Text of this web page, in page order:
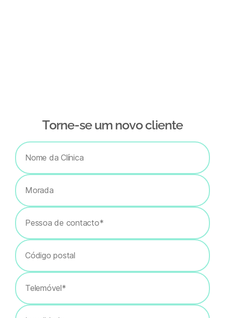
Тorne-se um novo cliente